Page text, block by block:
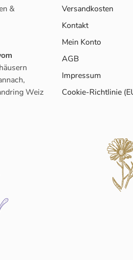
&
Weiz
Versandkosten
Kontakt
Mein Konto
AGB
Impressum
Cookie-Richtlinie